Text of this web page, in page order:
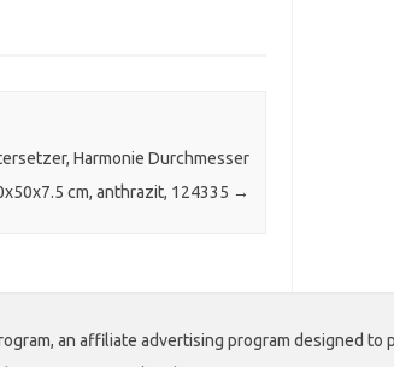
Harmonie Durchmesser
cm, anthrazit, 124335 →
an affiliate advertising program designed to